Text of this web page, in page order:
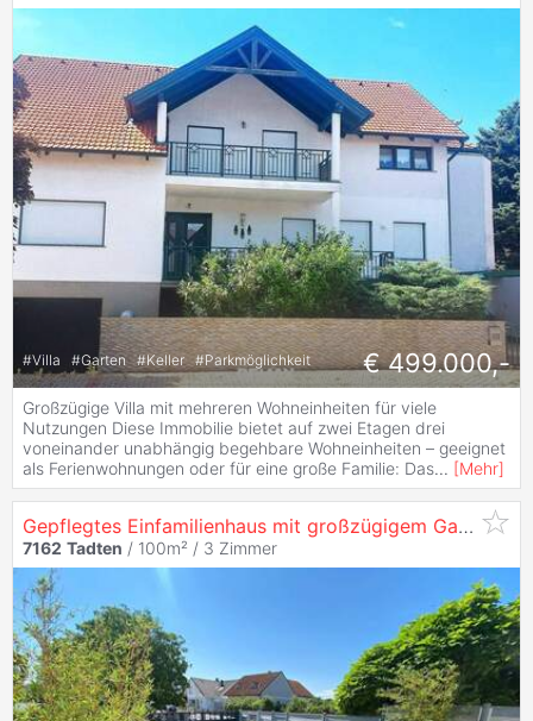
#Villa #Garten #Keller #Parkmöglichkeit € 499.000,-
Großzügige Villa mit mehreren Wohneinheiten für viele
Nutzungen Diese Immobilie bietet auf zwei Etagen drei
voneinander unabhängig begehbare Wohneinheiten – geeignet
als Ferienwohnungen oder für eine große Familie: Das... [Mehr]
Gepflegtes Einfamilienhaus mit großzügigem Garten in zentraler Lage
7162 Tadten / 100m² / 3 Zimmer